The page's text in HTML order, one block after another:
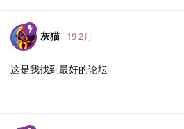
灰猫 19 2月
这是我找到最好的论坛